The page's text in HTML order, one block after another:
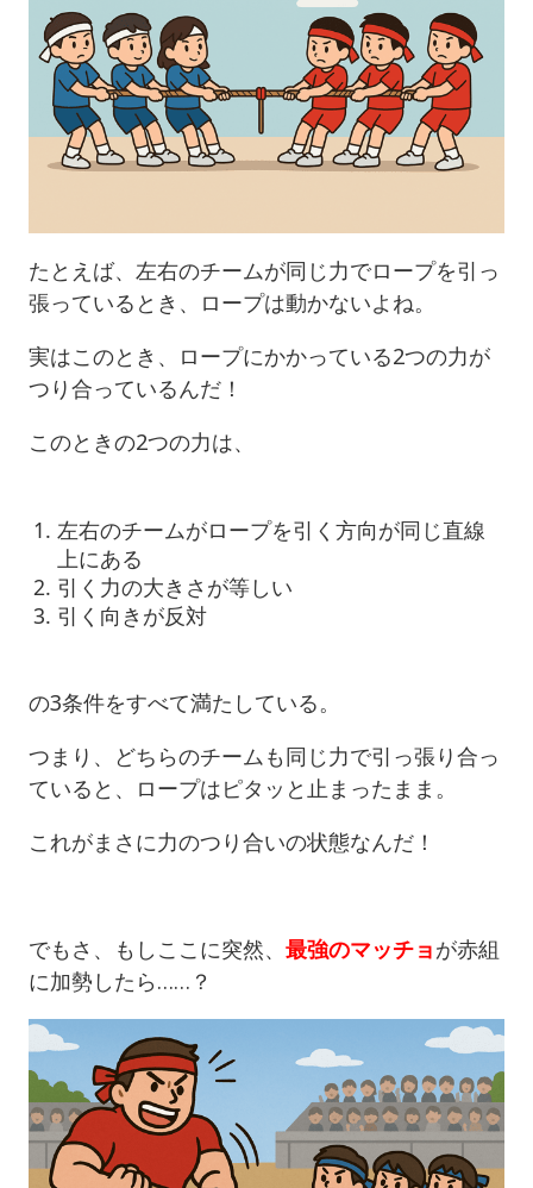
たとえば、左右のチームが同じ力でロープを引っ
張っているとき、ロープは動かないよね。
実はこのとき、ロープにかかっている2つの力が
つり合っているんだ！
このときの2つの力は、
左右のチームがロープを引く方向が同じ直線
上にある
引く力の大きさが等しい
引く向きが反対
の3条件をすべて満たしている。
つまり、どちらのチームも同じ力で引っ張り合っ
ていると、ロープはピタッと止まったまま。
これがまさに力のつり合いの状態なんだ！
でもさ、もしここに突然、 最強のマッチョが赤組
に加勢したら……？